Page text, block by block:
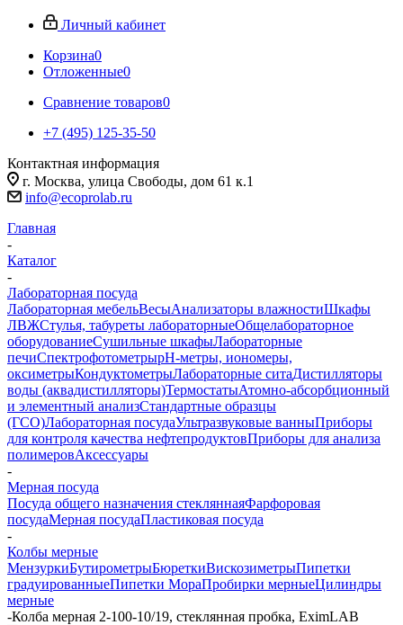
Личный кабинет
Корзина0
Отложенные0
Сравнение товаров0
+7 (495) 125-35-50
Контактная информация
г. Москва, улица Свободы, дом 61 к.1
info@ecoprolab.ru
Главная
-
Каталог
-
Лабораторная посуда
Лабораторная мебельВесыАнализаторы влажностиШкафы
ЛВЖСтулья, табуреты лабораторныеОбщелабораторное
оборудованиеСушильные шкафыЛабораторные
печиСпектрофотометрыpH-метры, иономеры,
оксиметрыКондуктометрыЛабораторные ситаДистилляторы
воды (аквадистилляторы)ТермостатыАтомно-абсорбционный
и элементный анализСтандартные образцы
(ГСО)Лабораторная посудаУльтразвуковые ванныПриборы
для контроля качества нефтепродуктовПриборы для анализа
полимеровАксессуары
-
Мерная посуда
Посуда общего назначения стекляннаяФарфоровая
посудаМерная посудаПластиковая посуда
-
Колбы мерные
МензуркиБутирометрыБюреткиВискозиметрыПипетки
градуированныеПипетки МораПробирки мерныеЦилиндры
мерные
-Колба мерная 2-100-10/19, стеклянная пробка, EximLAB